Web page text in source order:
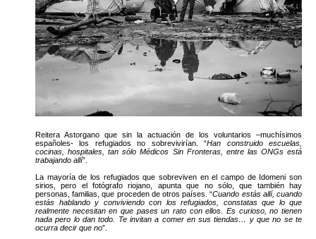
Reitera Astorgano que sin la actuación de los voluntarios –muchísimos
españoles- los refugiados no sobrevivirían. “Han construido escuelas,
cocinas, hospitales, tan sólo Médicos Sin Fronteras, entre las ONGs está
trabajando allí”.
La mayoría de los refugiados que sobreviven en el campo de Idomeni son
sirios, pero el fotógrafo riojano, apunta que no sólo, que también hay
personas, familias, que proceden de otros países. “Cuando estás allí, cuando
estás hablando y conviviendo con los refugiados, constatas que lo que
realmente necesitan en que pases un rato con ellos. Es curioso, no tienen
nada pero lo dan todo. Te invitan a comer en sus tiendas… y que no se te
ocurra decir que no”.